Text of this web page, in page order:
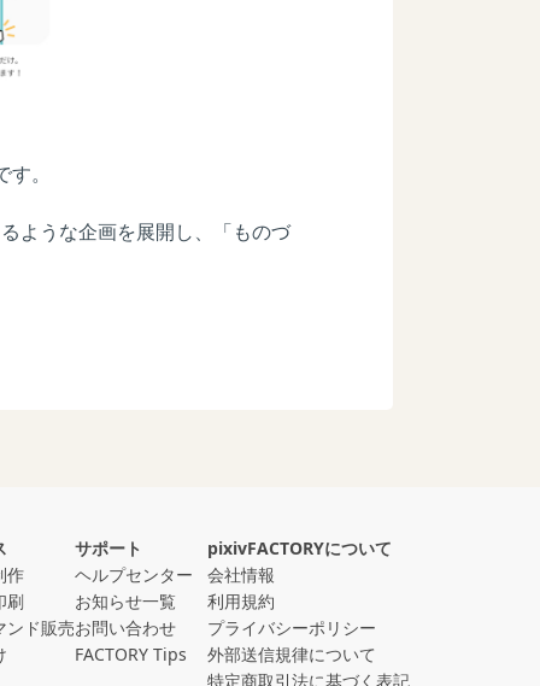
。
ような企画を展開し、「ものづ
作
刷
ンド販売
サポート
ヘルプセンター
お知らせ一覧
お問い合わせ
FACTORY Tips
pixivFACTORYについて
会社情報
利用規約
プライバシーポリシー
外部送信規律について
特定商取引法に基づく表記